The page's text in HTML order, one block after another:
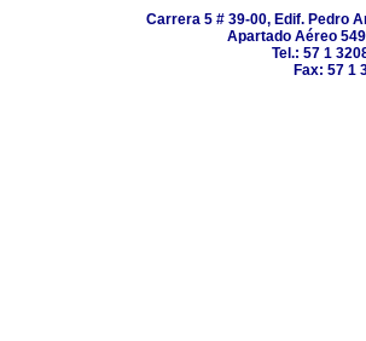
Carrera 5 # 39-00, Edif. Pedro
Apartado Aéreo
Tel.: 57 1
Fax: 57 1